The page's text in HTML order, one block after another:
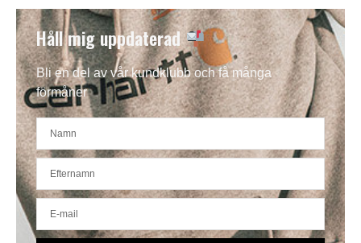
Håll mig uppdaterad
Bli en del av vår kundklubb och få många
förmåner